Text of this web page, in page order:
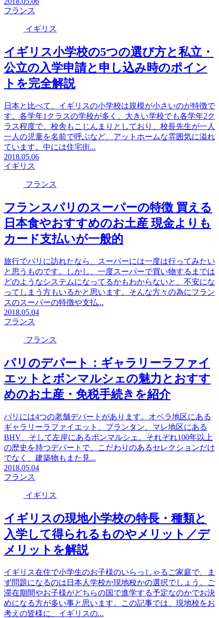
フランス
イギリス
イギリス小学校の5つの選び方と私立・
公立の入学申請と申し込み時のポイン
トを完全解説
日本と比べて、イギリスの小学校は規模が小さいのが特徴で
す。各学年1クラスの学校が多く、大きい学校でも各学年2ク
ラス程度で、校舎もこじんまりとしており、校長先生が一人
一人の児童を名前で呼ぶなど、アットホームな雰囲気に溢れ
ています。中には住宅街...
2018.05.06
イギリス
フランス
フランスパリのスーパーの特徴 買える
日本食やおすすめのお土産 現金よりも
カード支払いが一般的
旅行でパリに訪れたなら、スーパーには一度は行ってみたい
と思うものです。しかし、一度スーパーで買い物するまでは
どのようなシステムになってるかもわからないと、不安にな
ってしまう方もいるかと思います。そんな方々の為にフラン
スのスーパーの特徴や支払...
2018.05.04
フランス
フランス
パリのデパート：ギャラリーラファイ
エットとボンマルシェの魅力とおすす
めのお土産・免税手続きを紹介
パリには4つの老舗デパートがあります。オペラ地区にある
ギャラリーラファイエット、プランタン、マレ地区にある
BHV、そして左岸にあるボンマルシェ。それぞれ100年以上
の歴史を持つデパートで、こだわりのあるセレクションだけ
でなく、建築物もまた見...
2018.05.04
フランス
イギリス
イギリスの現地小学校の特長・種類と
入学して得られるものやメリット／デ
メリットを解説
イギリス在住で小学生のお子様のいらっしゃるご家庭で、ま
ず問題になるのは日本人学校か現地校かの選択でしょう。ご
滞在期間やお子様がどちらの国で進学する予定なのかでお決
めになる方が多い事と思います。この記事では、現地校をお
考えの皆様に、イギリスの...